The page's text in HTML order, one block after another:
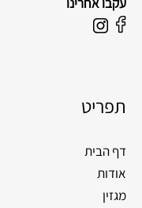
F
b
o
k
I
a
r
a
m
תפריט
דף הבית
אודות
מגזין